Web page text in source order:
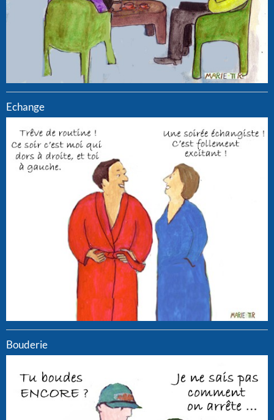
Echange
Bouderie